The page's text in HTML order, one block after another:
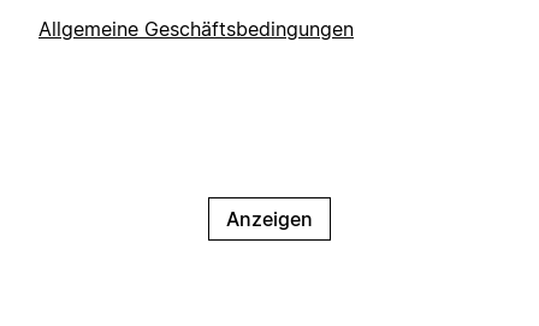
Allgemeine Geschäftsbedingungen
Anzeigen